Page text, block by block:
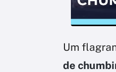
Um
de